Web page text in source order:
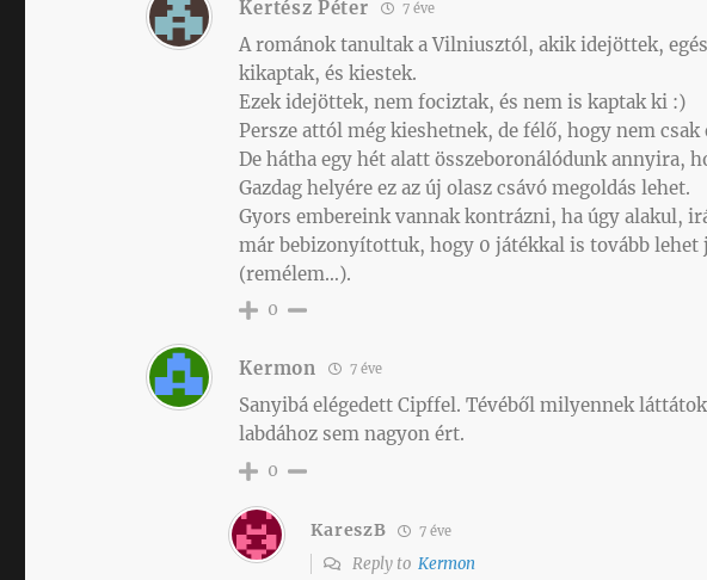
Kertész Péter 7 éve
A románok tanultak a Vilniusztól, akik idejöttek,
kikaptak, és kiestek.
Ezek idejöttek, nem fociztak, és nem is kaptak ki :)
Persze attól még kieshetnek, de félő, hogy nem
De hátha egy hét alatt összeboronálódunk annyira,
Gazdag helyére ez az új olasz csávó megoldás lehet.
Gyors embereink vannak kontrázni, ha úgy alakul,
már bebizonyítottuk, hogy 0 játékkal is tovább lehet
(remélem…).
0
Kermon 7 éve
Sanyibá elégedett Cipffel. Tévéből milyennek
labdához sem nagyon ért.
0
KareszB 7 éve
Reply toKermon